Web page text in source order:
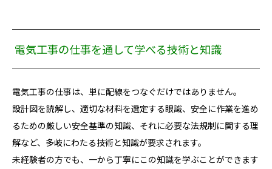
電気工事の仕事を通して学べる技術と知識
電気工事の仕事は、単に配線をつなぐだけではありません。
設計図を読解し、適切な材料を選定する眼識、安全に作業を進め
るための厳しい安全基準の知識、それに必要な法規制に関する理
解など、多岐にわたる技術と知識が要求されます。
未経験者の方でも、一から丁寧にこの知識を学ぶことができます